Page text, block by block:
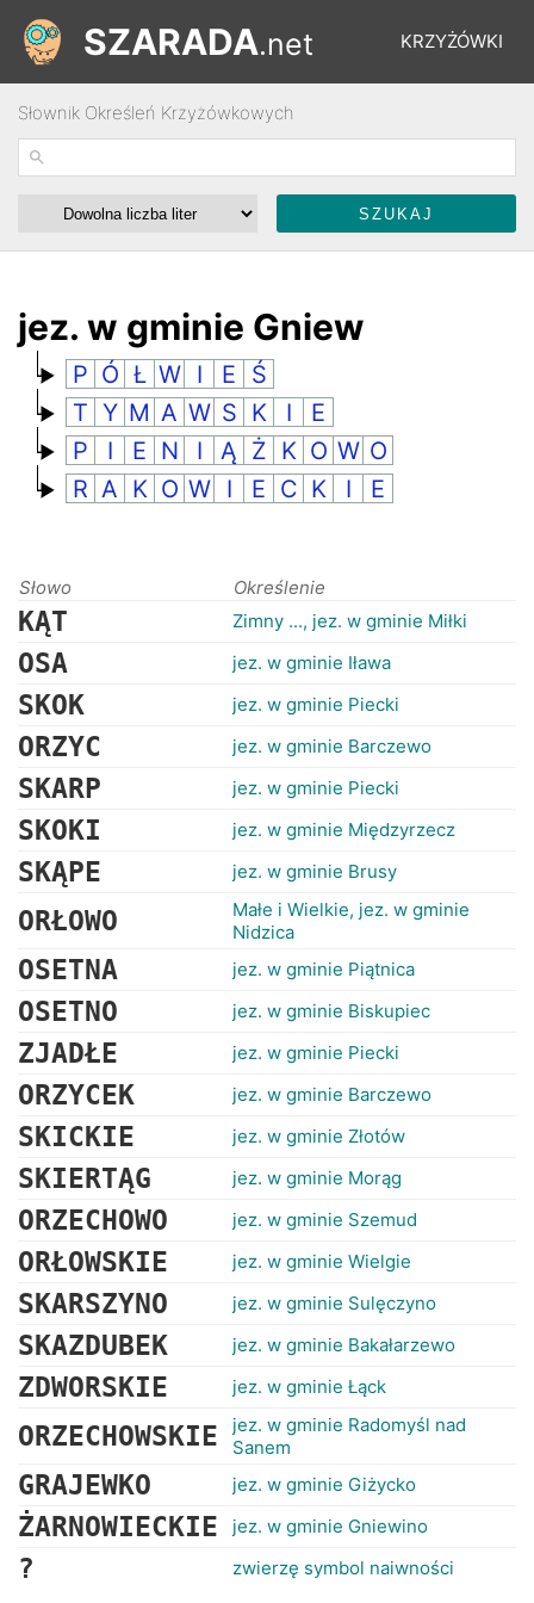
KRZYŻÓWKI
ŁAMIGŁÓWKI
SZARADA.net
Słownik Określeń Krzyżówkowych
jez. w gminie Gniew
P Ó Ł W I E
Ś
T Y M A W S K I
E
P
I E N I Ą Ż K O W O
R A K O W I E C K I E
Słowo Określenie
KĄT Zimny ..., jez. w gminie Miłki
OSA jez. w gminie Iława
SKOK jez. w gminie Piecki
ORZYC jez. w gminie Barczewo
SKARP jez. w gminie Piecki
SKOKI jez. w gminie Międzyrzecz
SKĄPE jez. w gminie Brusy
ORŁOWO
Małe i Wielkie, jez. w gminie
Nidzica
OSETNA jez. w gminie Piątnica
OSETNO jez. w gminie Biskupiec
ZJADŁE jez. w gminie Piecki
ORZYCEK jez. w gminie Barczewo
SKICKIE jez. w gminie Złotów
SKIERTĄG jez. w gminie Morąg
ORZECHOWO jez. w gminie Szemud
ORŁOWSKIE jez. w gminie Wielgie
SKARSZYNO jez. w gminie Sulęczyno
SKAZDUBEK jez. w gminie Bakałarzewo
ZDWORSKIE jez. w gminie Łąck
ORZECHOWSKIE
jez. w gminie Radomyśl nad
Sanem
GRAJEWKO jez. w gminie Giżycko
ŻARNOWIECKIE jez. w gminie Gniewino
? zwierzę symbol naiwności